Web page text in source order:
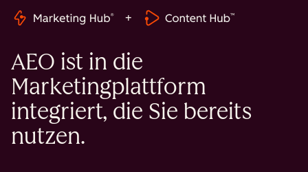
+
AEO ist in die
Marketingplattform
integriert, die Sie bereits
nutzen.